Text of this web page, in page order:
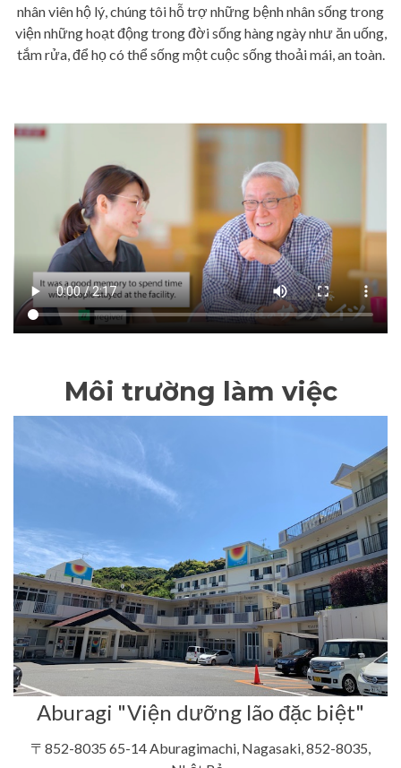
nhân viên hộ lý, chúng tôi hỗ trợ những bệnh nhân sống trong
viện những hoạt động trong đời sống hàng ngày như ăn uống,
tắm rửa, để họ có thể sống một cuộc sống thoải mái, an toàn.
Môi trường làm việc
Aburagi "Viện dưỡng lão đặc biệt"
〒852-8035 65-14 Aburagimachi, Nagasaki, 852-8035,